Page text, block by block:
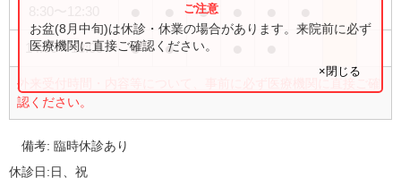
●
14:00〜18:00 ● ●
外来受付時間・内容等について、事前に必ず医療機関に直接ご確
認ください。
お盆(8月中旬)は休診・休業の場合があります。来院前に必ず
医療機関に直接ご確認ください。
×閉じる
備考:臨時休診あり
休診日:日、祝